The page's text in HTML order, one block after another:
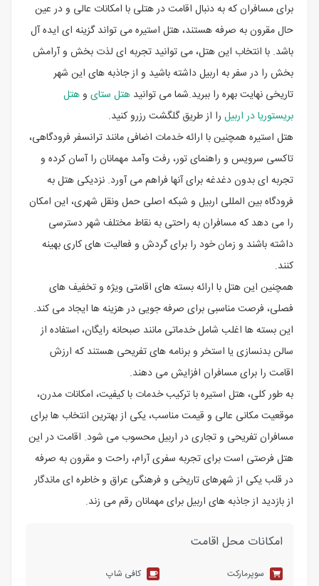
برای مسافران که به دنبال اقامت در هتلی با امکانات عالی و در عین
حال مقرون به صرفه هستند، هتل استیره می تواند گزینه ای ایده آل
باشد. با انتخاب این هتل، می توانید تجربه ای لذت بخش و آرامش
بخش را در سفر به اربیل داشته باشید و از جاذبه های این شهر
تاریخی نهایت بهره را ببرید.شما می توانید هتل ستای وهتل
بریستوریا در اربیل را از طریق گلگشت رزرو کنید.
هتل استیره همچنین با ارائه خدمات اضافی مانند ترانسفر فرودگاهی،
تاکسی ‌سرویس و راهنمای تور، رفت ‌وآمد مهمانان را آسان کرده و
تجربه ‌ای بدون دغدغه برای آنها فراهم می ‌آورد. نزدیکی هتل به
فرودگاه بین ‌المللی اربیل و شبکه اصلی حمل‌ ونقل شهری، این امکان
را می ‌دهد که مسافران به راحتی به نقاط مختلف شهر دسترسی
داشته باشند و زمان خود را برای گردش و فعالیت ‌های کاری بهینه
کنند.
همچنین این هتل با ارائه بسته ‌های اقامتی ویژه و تخفیف ‌های
فصلی، فرصت مناسبی برای صرفه ‌جویی در هزینه‌ ها ایجاد می‌ کند.
این بسته ‌ها اغلب شامل خدماتی مانند صبحانه رایگان، استفاده از
سالن بدنسازی یا استخر و برنامه‌ های تفریحی هستند که ارزش
اقامت را برای مسافران افزایش می ‌دهند.
به طور کلی، هتل استیره با ترکیب خدمات با کیفیت، امکانات مدرن،
موقعیت مکانی عالی و قیمت مناسب، یکی از بهترین انتخاب ‌ها برای
مسافران تفریحی و تجاری در اربیل محسوب می‌ شود. اقامت در این
هتل فرصتی است برای تجربه سفری آرام، راحت و مقرون به‌ صرفه
در قلب یکی از شهرهای تاریخی و فرهنگی عراق و خاطره‌ ای ماندگار
از بازدید از جاذبه‌ های اربیل برای مهمانان رقم می‌ زند.
امکانات محل اقامت
سوپرمارکت کافی شاپ